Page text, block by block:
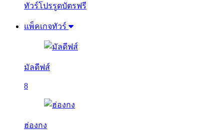
ทัวร์โปรรูดบัตรฟรี
แพ็คเกจทัวร์
มัลดีฟส์
8
ฮ่องกง